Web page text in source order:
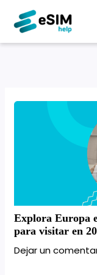
contenido
Explora Europa
para visitar en
Dejar un